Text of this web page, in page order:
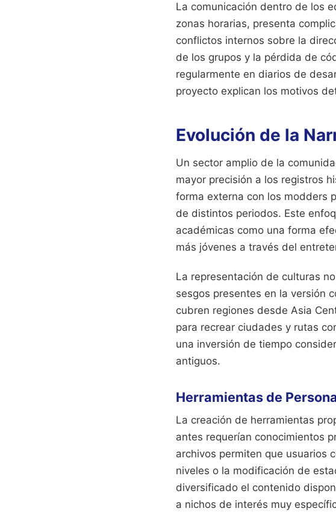
La comunicación dentro de los
zonas horarias, presenta
conflictos internos sobre la
de los grupos y la pérdida de
regularmente en diarios de
proyecto explican los motivos
Evolución de la
Un sector amplio de la
mayor precisión a los registros
forma externa con los modders
de distintos periodos. Este
académicas como una forma
más jóvenes a través del
La representación de culturas
sesgos presentes en la versión
cubren regiones desde Asia
para recrear ciudades y rutas
una inversión de tiempo
antiguos.
Herramientas de
La creación de herramientas
antes requerían conocimientos
archivos permiten que usuarios
niveles o la modificación de
diversificado el contenido
a nichos de interés muy